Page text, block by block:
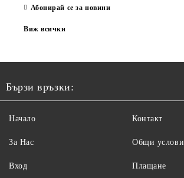
Абонирай се за новини
Виж всички
Бързи връзки:
Начало
За Нас
Вход
Контакт
Общи
Плащане